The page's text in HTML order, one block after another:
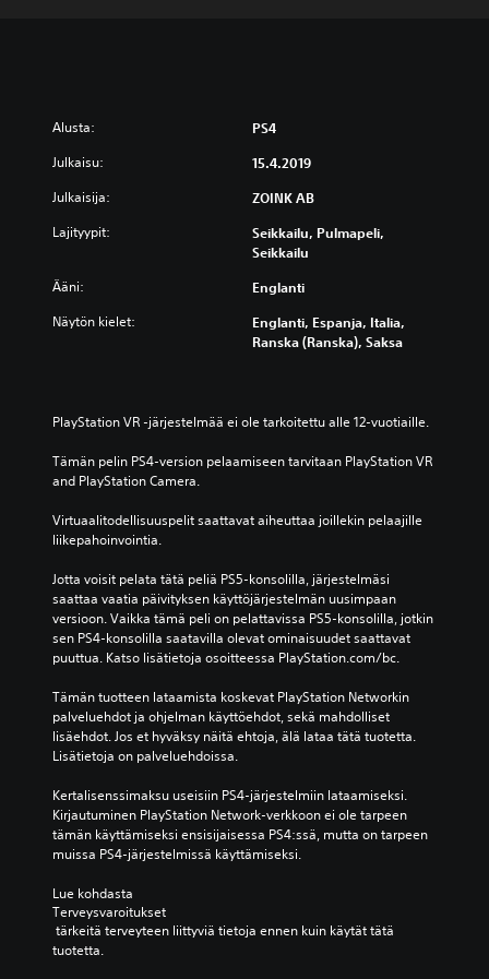
Alusta: PS4
Julkaisu: 15.4.2019
Julkaisija: ZOINK AB
Lajityypit:
Seikkailu, Pulmapeli,
Seikkailu
Ääni: Englanti
Näytön kielet:
Englanti, Espanja, Italia,
Ranska (Ranska), Saksa
PlayStation VR -järjestelmää ei ole tarkoitettu alle 12-vuotiaille.
Tämän pelin PS4-version pelaamiseen tarvitaan PlayStation VR
and PlayStation Camera.
Virtuaalitodellisuuspelit saattavat aiheuttaa joillekin pelaajille
liikepahoinvointia.
Jotta voisit pelata tätä peliä PS5-konsolilla, järjestelmäsi
saattaa vaatia päivityksen käyttöjärjestelmän uusimpaan
versioon. Vaikka tämä peli on pelattavissa PS5-konsolilla, jotkin
sen PS4-konsolilla saatavilla olevat ominaisuudet saattavat
puuttua. Katso lisätietoja osoitteessa PlayStation.com/bc.
Tämän tuotteen lataamista koskevat PlayStation Networkin
palveluehdot ja ohjelman käyttöehdot, sekä mahdolliset
lisäehdot. Jos et hyväksy näitä ehtoja, älä lataa tätä tuotetta.
Lisätietoja on palveluehdoissa.
Kertalisenssimaksu useisiin PS4-järjestelmiin lataamiseksi.
Kirjautuminen PlayStation Network-verkkoon ei ole tarpeen
tämän käyttämiseksi ensisijaisessa PS4:ssä, mutta on tarpeen
muissa PS4-järjestelmissä käyttämiseksi.
Lue kohdasta
Terveysvaroitukset
tuotetta.